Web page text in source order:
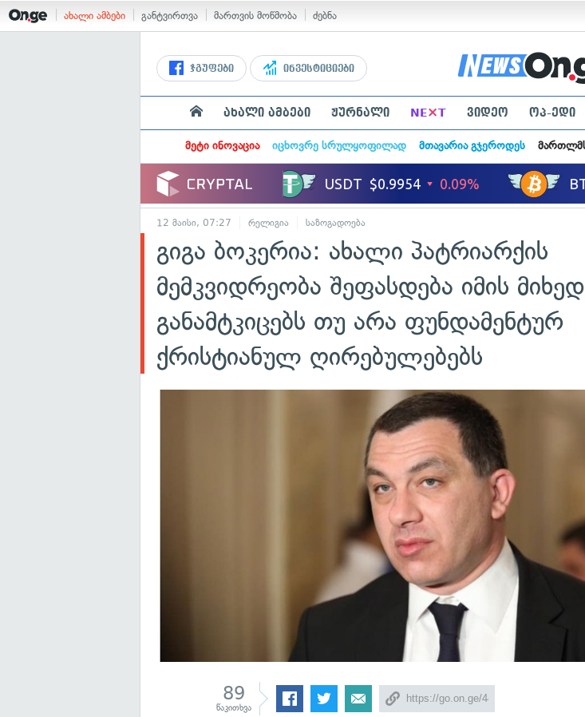
ახალი ამბები განტვირთვა მართვის მოწმობა ძებნა
ჯგუფები ინვესტიციები
ახალი ამბები ჟურნალი NE×T ვიდეო ოპ-ედი
მეტი ინოვაცია იცხოვრე სრულყოფილად მთავარია გჯეროდეს
12 მაისი, 07:27 რელიგია საზოგადოება
გიგა ბოკერია: ახალი პატრიარქის
მემკვიდრეობა შეფასდება იმის
განამტკიცებს თუ არა ფუნდამენტურ
ქრისტიანულ ღირებულებებს
89
წაკითხვა